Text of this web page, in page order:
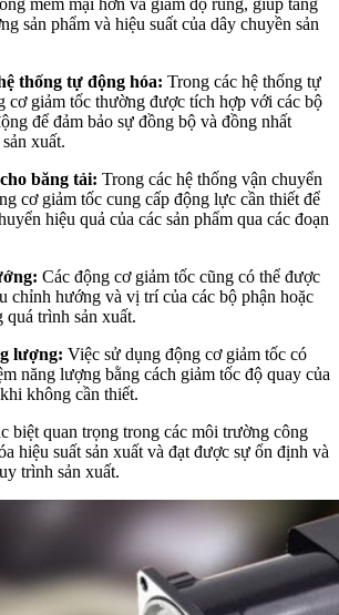
sản phẩm và hiệu suất của dây chuyền sản
thống tự động hóa: Trong các hệ thống tự
cơ giảm tốc thường được tích hợp với các bộ
để đảm bảo sự đồng bộ và đồng nhất
xuất.
băng tải: Trong các hệ thống vận chuyển
cơ giảm tốc cung cấp động lực cần thiết để
hiệu quả của các sản phẩm qua các đoạn
Các động cơ giảm tốc cũng có thể được
chỉnh hướng và vị trí của các bộ phận hoặc
quá trình sản xuất.
lượng: Việc sử dụng động cơ giảm tốc có
năng lượng bằng cách giảm tốc độ quay của
không cần thiết.
biệt quan trọng trong các môi trường công
hiệu suất sản xuất và đạt được sự ổn định và
trình sản xuất.